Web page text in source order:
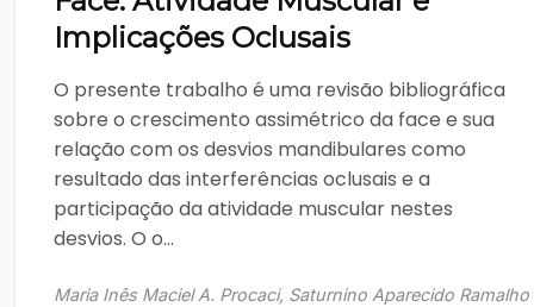
Implicações Oclusais
O presente trabalho é uma revisão bibliográfica
sobre o crescimento assimétrico da face e sua
relação com os desvios mandibulares como
resultado das interferências oclusais e a
participação da atividade muscular nestes
desvios. O o...
Maria Inês Maciel A. Procaci, Saturnino Aparecido Ramalho